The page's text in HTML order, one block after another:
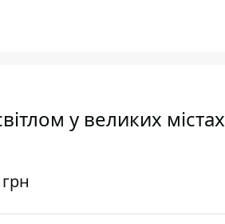
у великих містах